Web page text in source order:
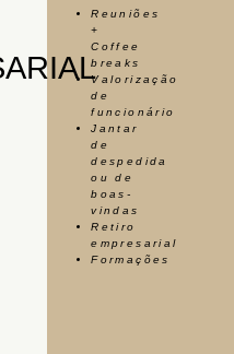
Reuniões
+
Coffee
breaks
Valorização
de
funcionário
Jantar
de
despedida
ou de
boas-
vindas
Retiro
empresarial
Formações